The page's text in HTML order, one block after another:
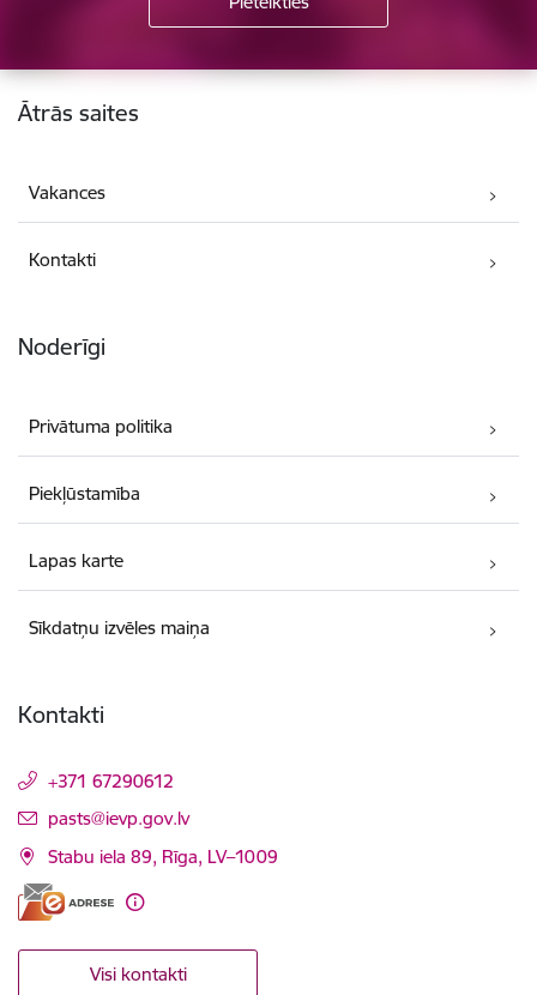
Kājene
Ātrās saites
Vakances
Kontakti
Noderīgi
Privātuma politika
Piekļūstamība
Lapas karte
Sīkdatņu izvēles maiņa
Kontakti
+371 67290612
E-pasts:
pasts@ievp.gov.lv
Stabu iela 89, Rīga, LV–1009
Visi kontakti